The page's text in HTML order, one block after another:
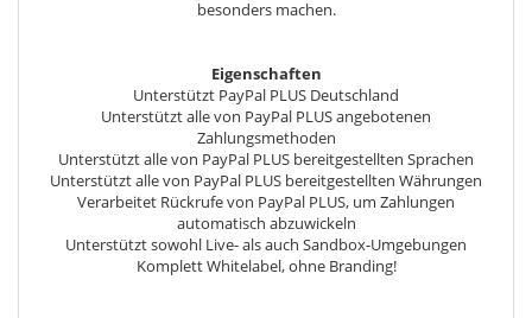
besonders machen.
Eigenschaften
Unterstützt PayPal PLUS Deutschland
Unterstützt alle von PayPal PLUS angebotenen
Zahlungsmethoden
Unterstützt alle von PayPal PLUS bereitgestellten Sprachen
Unterstützt alle von PayPal PLUS bereitgestellten Währungen
Verarbeitet Rückrufe von PayPal PLUS, um Zahlungen
automatisch abzuwickeln
Unterstützt sowohl Live- als auch Sandbox-Umgebungen
Komplett Whitelabel, ohne Branding!